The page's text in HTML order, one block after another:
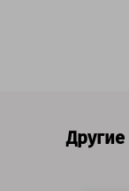
Другие